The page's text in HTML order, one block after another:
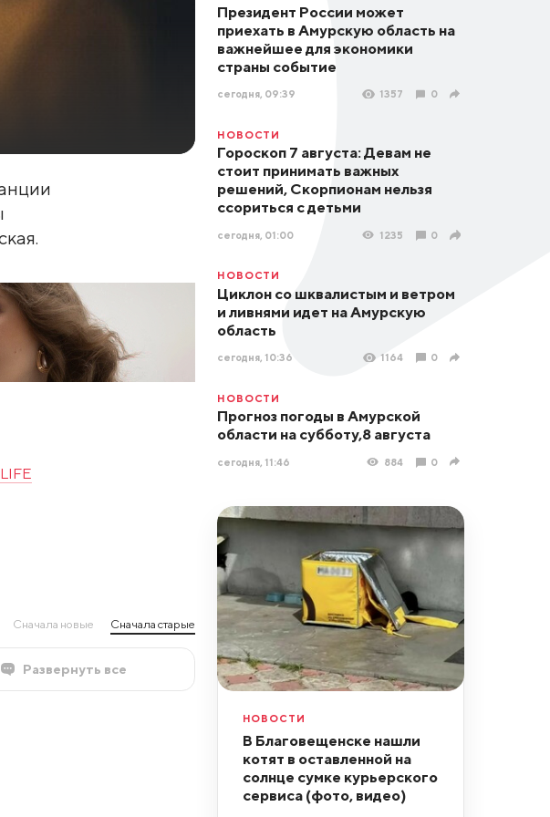
Сначала новые Сначала старые
Развернуть все
Президент России может
приехать в Амурскую область на
важнейшее для экономики
страны событие
сегодня, 09:39 1357 0
НОВОСТИ
Гороскоп 7 августа: Девам не
стоит принимать важных
решений, Скорпионам нельзя
ссориться с детьми
сегодня, 01:00 1235 0
НОВОСТИ
Циклон со шквалистым и ветром
и ливнями идет на Амурскую
область
сегодня, 10:36 1164 0
НОВОСТИ
Прогноз погоды в Амурской
области на субботу,8 августа
сегодня, 11:46 884 0
НОВОСТИ
В Благовещенске нашли
котят в оставленной на
солнце сумке курьерского
сервиса (фото, видео)